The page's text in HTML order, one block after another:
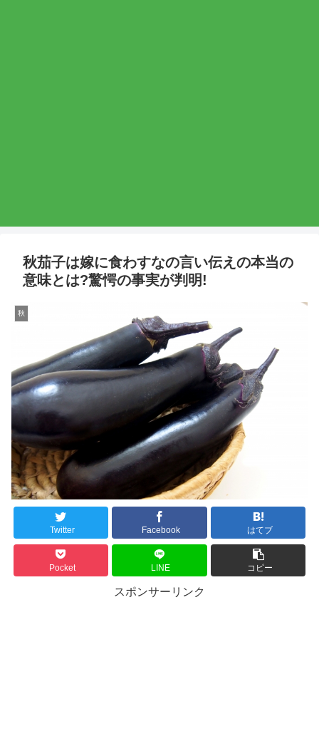
秋茄子は嫁に食わすなの言い伝えの本当の
意味とは?驚愕の事実が判明!
秋
Twitter Facebook はてブ
Pocket LINE コピー
スポンサーリンク